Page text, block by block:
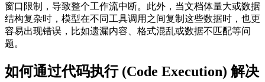
窗口限制，导致整个工作流中断。此外，当文档体量大或数据
结构复杂时，模型在不同工具调用之间复制这些数据时，也更
容易出现错误，比如遗漏内容、格式混乱或数据不匹配等问
题。
如何通过代码执行 (Code Execution) 解决